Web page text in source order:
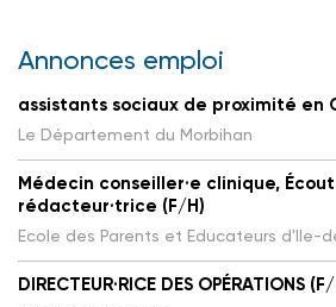
Annonces emploi
assistants sociaux de proximité en
Le Département du Morbihan
Médecin conseiller·e clinique,
rédacteur·trice (F/H)
Ecole des Parents et Educateurs d'Ile-
DIRECTEUR·RICE DES OPÉRATIONS